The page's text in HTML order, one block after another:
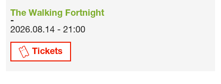
The Walking Fortnight
2026.08.14 - 21:00
Tickets